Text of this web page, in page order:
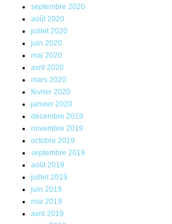
septembre 2020
août 2020
juillet 2020
juin 2020
mai 2020
avril 2020
mars 2020
février 2020
janvier 2020
décembre 2019
novembre 2019
octobre 2019
septembre 2019
août 2019
juillet 2019
juin 2019
mai 2019
avril 2019